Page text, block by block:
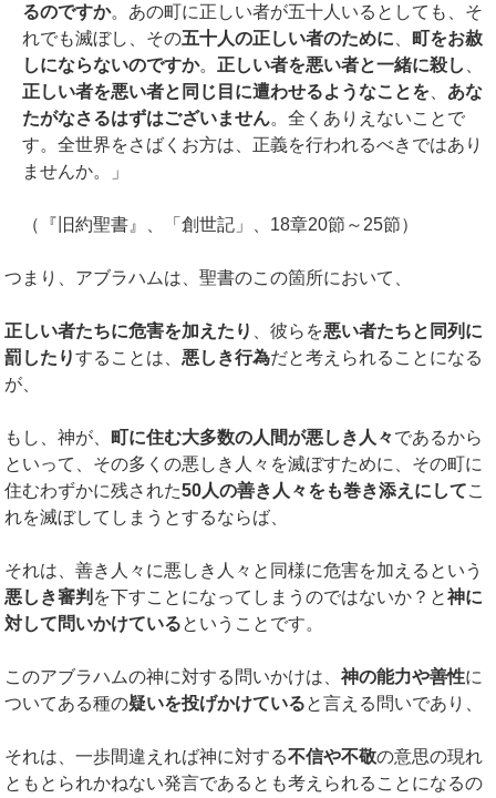
るのですか。あの町に正しい者が五十人いるとしても、そ
れでも滅ぼし、その五十人の正しい者のために
町をお赦
しにならないのですか。 正しい者を悪い者と一緒に殺し
正しい者を悪い者と同じ目に遭わせるようなことを
あな
たがなさるはずはございません。全くありえないことで
す。全世界をさばくお方は、正義を行われるべきではあり
ませんか。」
（『旧約聖書』、「創世記」、18章20節～25節）
つまり、アブラハムは、聖書のこの箇所において、
正しい者たちに危害を加えたり 、彼らを悪い者たちと同列に
罰したりすることは、 悪しき行為だと考えられることになる
が、
もし、神が、 町に住む大多数の人間が悪しき人々であるから
といって、その多くの悪しき人々を滅ぼすために、その町に
住むわずかに残された50人の善き人々をも巻き添えにしてこ
れを滅ぼしてしまうとするならば、
それは、善き人々に悪しき人々と同様に危害を加えるという
悪しき審判 を下すことになってしまうのではないか？と神に
対して問いかけているということです。
このアブラハムの神に対する問いかけは、神の能力や善性に
ついてある種の疑いを投げかけていると言える問いであり、
それは、一歩間違えれば神に対する不信や不敬の意思の現れ
ともとられかねない発言であるとも考えられることになるの